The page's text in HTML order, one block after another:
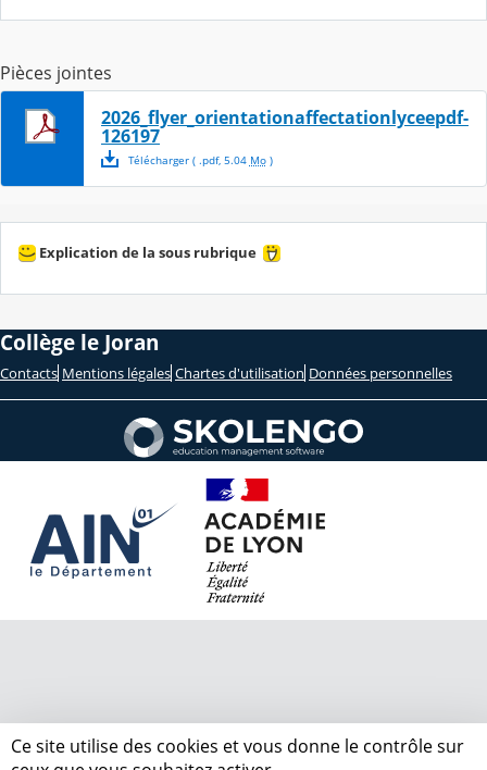
Pièces jointes
2026_flyer_orientationaffectationlyceepdf-
126197
Télécharger( .pdf, 5.04 Mo)
Explication de la sous rubrique
Collège le Joran
Contacts Mentions légales Chartes d'utilisation Données personnelles
Ce site utilise des cookies et vous donne le contrôle sur